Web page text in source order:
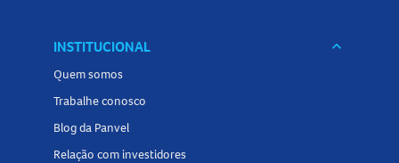
INSTITUCIONAL keyboard_arrow_down
Quem somos
Trabalhe conosco
Blog da Panvel
Relação com investidores